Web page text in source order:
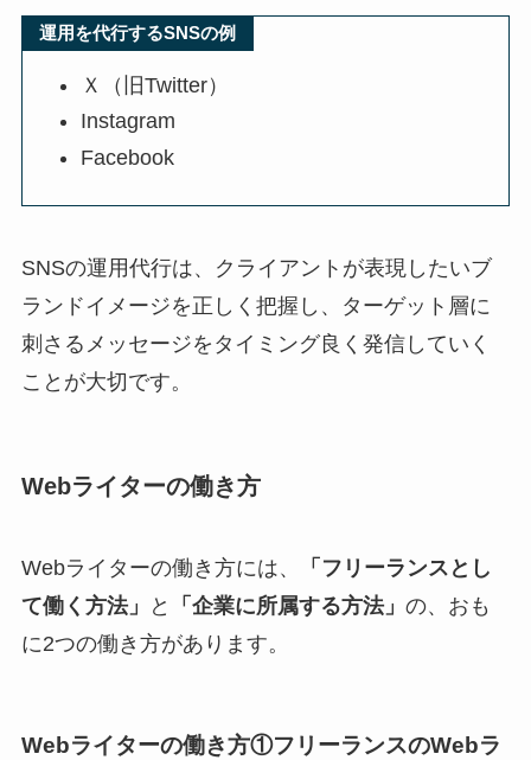
運用を代行するSNSの例
Ｘ（旧Twitter）
Instagram
Facebook
SNSの運用代行は、クライアントが表現したいブ
ランドイメージを正しく把握し、ターゲット層に
刺さるメッセージをタイミング良く発信していく
ことが大切です。
Webライターの働き方
Webライターの働き方には、
「フリーランスとし
て働く方法」
と 「企業に所属する方法」 の、おも
に2つの働き方があります。
Webライターの働き方①フリーランスのWebラ